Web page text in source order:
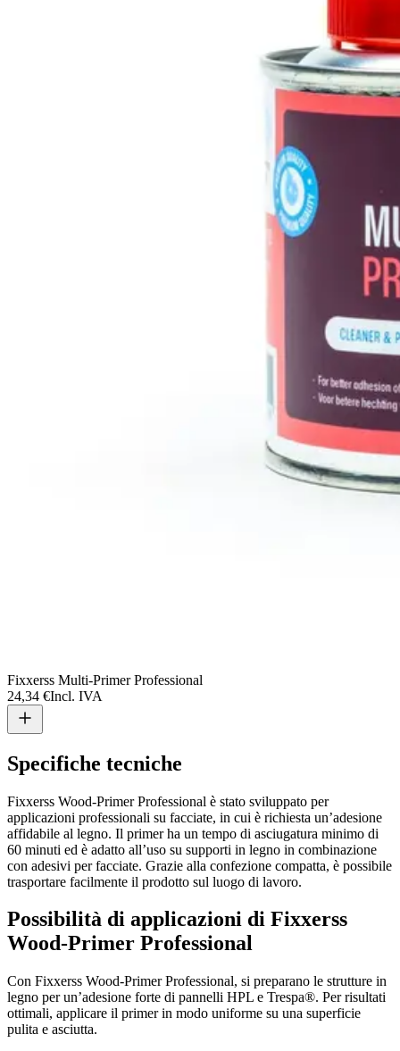
Fixxerss Multi-Primer Professional
24,34 €Incl. IVA
Specifiche tecniche
Fixxerss Wood-Primer Professional è stato sviluppato per
applicazioni professionali su facciate, in cui è richiesta un’adesione
affidabile al legno. Il primer ha un tempo di asciugatura minimo di
60 minuti ed è adatto all’uso su supporti in legno in combinazione
con adesivi per facciate. Grazie alla confezione compatta, è possibile
trasportare facilmente il prodotto sul luogo di lavoro.
Possibilità di applicazioni di Fixxerss
Wood-Primer Professional
Con Fixxerss Wood-Primer Professional, si preparano le strutture in
legno per un’adesione forte di pannelli HPL e Trespa®. Per risultati
ottimali, applicare il primer in modo uniforme su una superficie
pulita e asciutta.